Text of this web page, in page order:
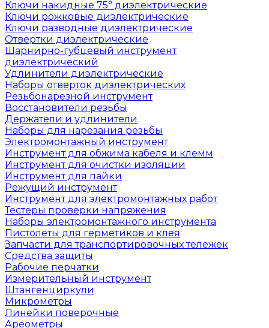
Ключи накидные 75° диэлектрические
Ключи рожковые диэлектрические
Ключи разводные диэлектрические
Отвертки диэлектрические
Шарнирно-губцевый инструмент
диэлектрический
Удлинители диэлектрические
Наборы отверток диэлектрических
Резьбонарезной инструмент
Восстановители резьбы
Держатели и удлинители
Наборы для нарезания резьбы
Электромонтажный инструмент
Инструмент для обжима кабеля и клемм
Инструмент для очистки изоляции
Инструмент для пайки
Режущий инструмент
Инструмент для электромонтажных работ
Тестеры проверки напряжения
Наборы электромонтажного инструмента
Пистолеты для герметиков и клея
Запчасти для транспортировочных тележек
Средства защиты
Рабочие перчатки
Измерительный инструмент
Штангенциркули
Микрометры
Линейки поверочные
Ареометры